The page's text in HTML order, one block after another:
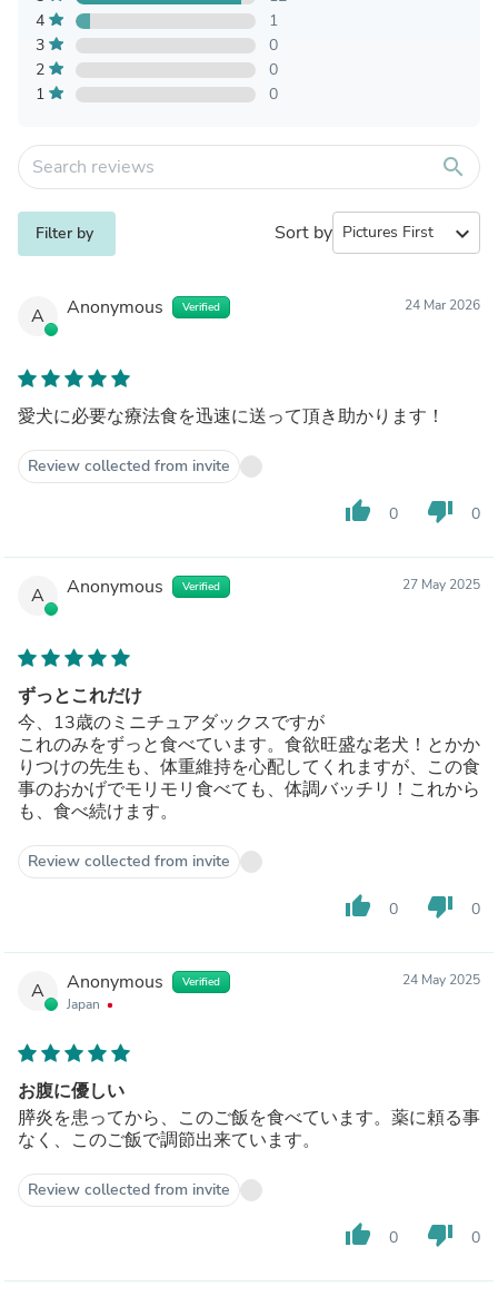
4
1
3
0
2
0
1
0
search
Filter by Sort by expand_more
A Anonymous Verified 24 Mar 2026
愛犬に必要な療法食を迅速に送って頂き助かります！
Review collected from invite
thumb_up 0 thumb_down 0
A Anonymous Verified 27 May 2025
ずっとこれだけ
今、13歳のミニチュアダックスですが
これのみをずっと食べています。食欲旺盛な老犬！とかか
りつけの先生も、体重維持を心配してくれますが、この食
事のおかげでモリモリ食べても、体調バッチリ！これから
も、食べ続けます。
Review collected from invite
thumb_up 0 thumb_down 0
A Anonymous Verified
Japan
24 May 2025
お腹に優しい
膵炎を患ってから、このご飯を食べています。薬に頼る事
なく、このご飯で調節出来ています。
Review collected from invite
thumb_up 0 thumb_down 0